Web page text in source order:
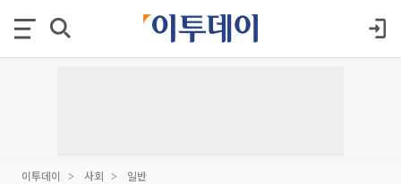
이투데이 사회 일반